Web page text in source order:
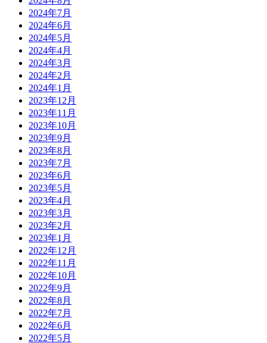
2024年7月
2024年6月
2024年5月
2024年4月
2024年3月
2024年2月
2024年1月
2023年12月
2023年11月
2023年10月
2023年9月
2023年8月
2023年7月
2023年6月
2023年5月
2023年4月
2023年3月
2023年2月
2023年1月
2022年12月
2022年11月
2022年10月
2022年9月
2022年8月
2022年7月
2022年6月
2022年5月